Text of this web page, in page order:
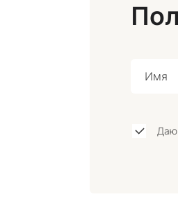
Даю